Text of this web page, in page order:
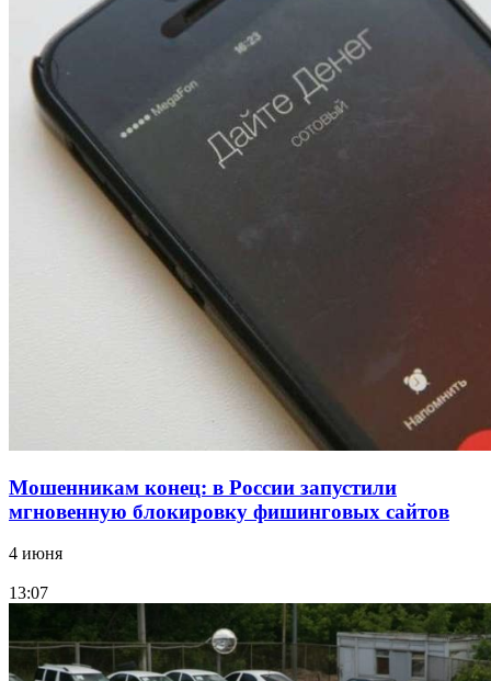
Волгоградские вузы в топе зарплатного
рейтинга: ВолгГТУ и ВолгГМУ вошли в топ‑15
для химической отрасли и фармацевтики
18:39
В Красноармейском районе Волгограда стартует
конкурс на ремонт моста через Волго‑Донской
судоходный канал
Фестиваль #ТриЧетыре в Волгограде пройдёт
11–13 сентября в рамках Года единства народов
Мошенникам конец: в России запустили
мгновенную блокировку фишинговых сайтов
4 июня
13:07